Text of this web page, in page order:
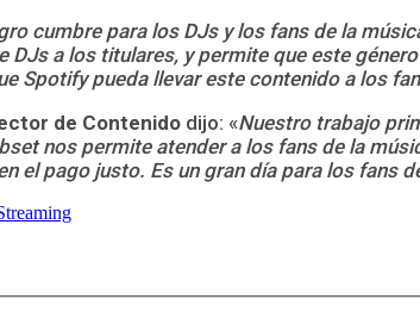
cumbre para los DJs y los fans de la
a los titulares, y permite que este
Spotify pueda llevar este contenido a los
de Contenido dijo: «Nuestro trabajo
nos permite atender a los fans de la
el pago justo. Es un gran día para los fans